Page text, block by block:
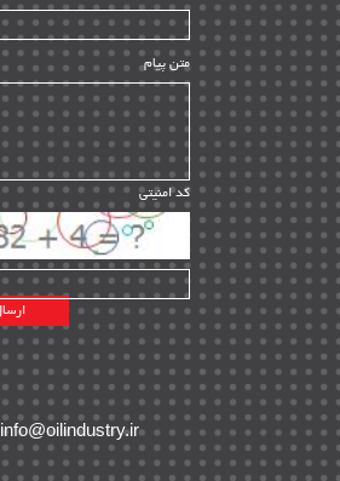
ماشین آلات
مدیریت پروژه
مدیریت دانش
مدیریت سازمانی و عمومی | ۲
تأمین کالا | ۱۳
EPC | ۲۰
پیمانکاران بین المللی | ۸
اطلاعات انرژی کشورها | ۱۴
پروژه های خارجی | ۱۵
نقشه های نفت و گاز خارجی | ۱۰
شرکت های نفتی | ۱۴
پلانت های فعال | ۴۰
طرح ها و پروژه ها | ۳۵
متن پیام
کد امنیتی
info@oilindustry.ir